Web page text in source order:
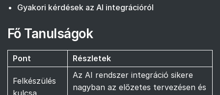
Gyakori kérdések az AI integrációról
Fő Tanulságok
Pont Részletek
Felkészülés
Az AI rendszer integráció sikere
nagyban az előzetes tervezésen és